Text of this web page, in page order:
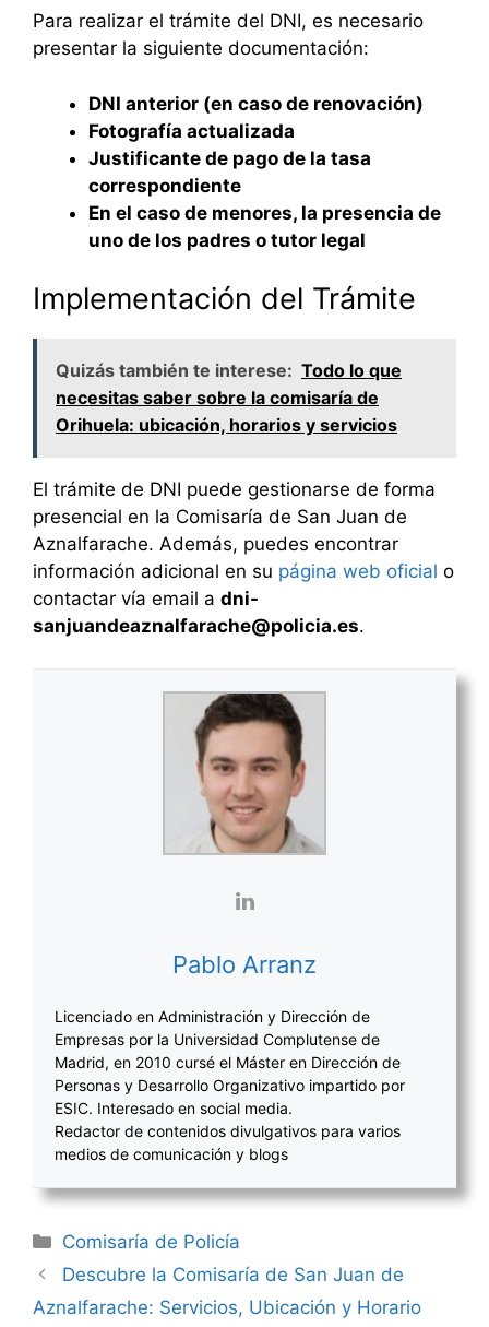
Para realizar el trámite del DNI, es necesario
presentar la siguiente documentación:
DNI anterior (en caso de renovación)
Fotografía actualizada
Justificante de pago de la tasa
correspondiente
En el caso de menores, la presencia de
uno de los padres o tutor legal
Implementación del Trámite
Quizás también te interese: Todo lo que
necesitas saber sobre la comisaría de
Orihuela: ubicación, horarios y servicios
El trámite de DNI puede gestionarse de forma
presencial en la Comisaría de San Juan de
Aznalfarache. Además, puedes encontrar
información adicional en su página web oficial o
contactar vía email a dni-
sanjuandeaznalfarache@policia.es.
Pablo Arranz
Licenciado en Administración y Dirección de
Empresas por la Universidad Complutense de
Madrid, en 2010 cursé el Máster en Dirección de
Personas y Desarrollo Organizativo impartido por
ESIC. Interesado en social media.
Redactor de contenidos divulgativos para varios
medios de comunicación y blogs
Categorías
Comisaría de Policía
Navegación
de
Descubre la Comisaría de San Juan de
Aznalfarache: Servicios, Ubicación y Horario